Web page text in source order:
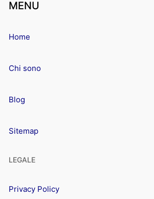
MENU
Home
Chi sono
Blog
Sitemap
LEGALE
Privacy Policy